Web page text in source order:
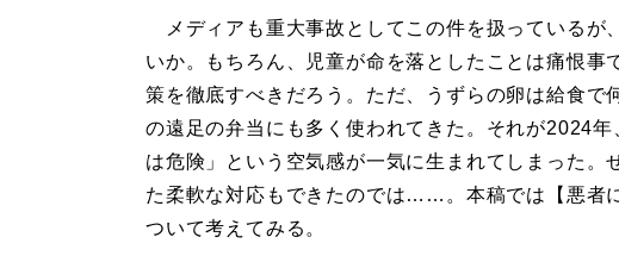
メディアも重大事故としてこの件を扱っているが
いか。もちろん、児童が命を落としたことは痛恨事
策を徹底すべきだろう。ただ、うずらの卵は給食で
の遠足の弁当にも多く使われてきた。それが2024
は危険」という空気感が一気に生まれてしまった。
た柔軟な対応もできたのでは……。本稿では【悪者
ついて考えてみる。